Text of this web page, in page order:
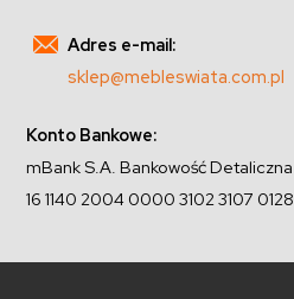
Adres e-mail:
sklep@mebleswiata.com.pl
Konto Bankowe:
mBank S.A. Bankowość Detaliczna
16 1140 2004 0000 3102 3107 0128